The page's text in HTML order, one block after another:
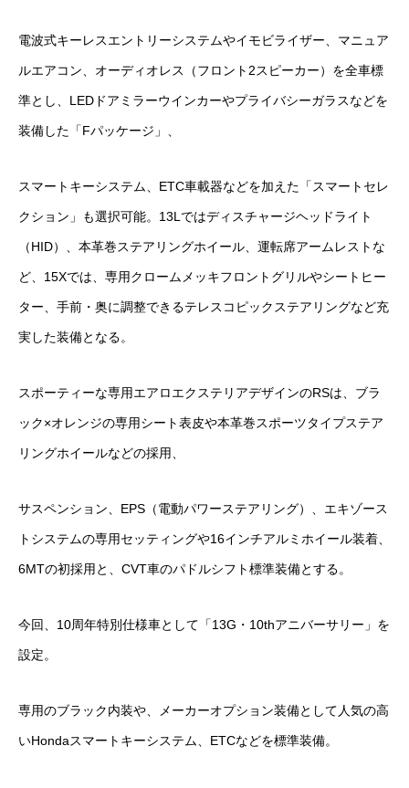
電波式キーレスエントリーシステムやイモビライザー、マニュア
ルエアコン、オーディオレス（フロント2スピーカー）を全車標
準とし、LEDドアミラーウインカーやプライバシーガラスなどを
装備した「Fパッケージ」、
スマートキーシステム、ETC車載器などを加えた「スマートセレ
クション」も選択可能。13Lではディスチャージヘッドライト
（HID）、本革巻ステアリングホイール、運転席アームレストな
ど、15Xでは、専用クロームメッキフロントグリルやシートヒー
ター、手前・奥に調整できるテレスコピックステアリングなど充
実した装備となる。
スポーティーな専用エアロエクステリアデザインのRSは、ブラ
ック×オレンジの専用シート表皮や本革巻スポーツタイプステア
リングホイールなどの採用、
サスペンション、EPS（電動パワーステアリング）、エキゾース
トシステムの専用セッティングや16インチアルミホイール装着、
6MTの初採用と、CVT車のパドルシフト標準装備とする。
今回、10周年特別仕様車として「13G・10thアニバーサリー」を
設定。
専用のブラック内装や、メーカーオプション装備として人気の高
いHondaスマートキーシステム、ETCなどを標準装備。